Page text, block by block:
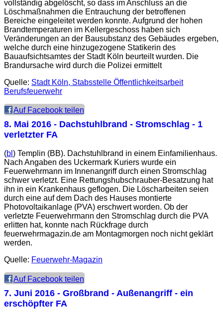
vollständig abgelöscht, so dass im Anschluss an die
Löschmaßnahmen die Entrauchung der betroffenen
Bereiche eingeleitet werden konnte. Aufgrund der hohen
Brandtemperaturen im Kellergeschoss haben sich
Veränderungen an der Bausubstanz des Gebäudes ergeben,
welche durch eine hinzugezogene Statikerin des
Bauaufsichtsamtes der Stadt Köln beurteilt wurden. Die
Brandursache wird durch die Polizei ermittelt
Quelle: Stadt Köln, Stabsstelle Öffentlichkeitsarbeit
Berufsfeuerwehr
Auf Facebook teilen
8. Mai 2016 - Dachstuhlbrand - Stromschlag - 1
verletzter FA
(bl ) Templin (BB). Dachstuhlbrand in einem Einfamilienhaus.
Nach Angaben des Uckermark Kuriers wurde ein
Feuerwehrmann im Innenangriff durch einen Stromschlag
schwer verletzt. Eine Rettungshubschrauber-Besatzung hat
ihn in ein Krankenhaus geflogen. Die Löscharbeiten seien
durch eine auf dem Dach des Hauses montierte
Photovoltaikanlage (PVA) erschwert worden. Ob der
verletzte Feuerwehrmann den Stromschlag durch die PVA
erlitten hat, konnte nach Rückfrage durch
feuerwehrmagazin.de am Montagmorgen noch nicht geklärt
werden.
Quelle: Feuerwehr-Magazin
Auf Facebook teilen
7. Juni 2016 - Großbrand - Außenangriff - ein
erschöpfter FA